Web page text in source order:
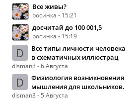
Все живы?
росинка - 15:21
досчитай до 100 001,5
росинка - 15:19
D
Все типы личности человека
в схематичных иллюстрац
disman3 - 6 Августа
D
Физиология возникновения
мышления для школьников.
disman3 - 5 Августа